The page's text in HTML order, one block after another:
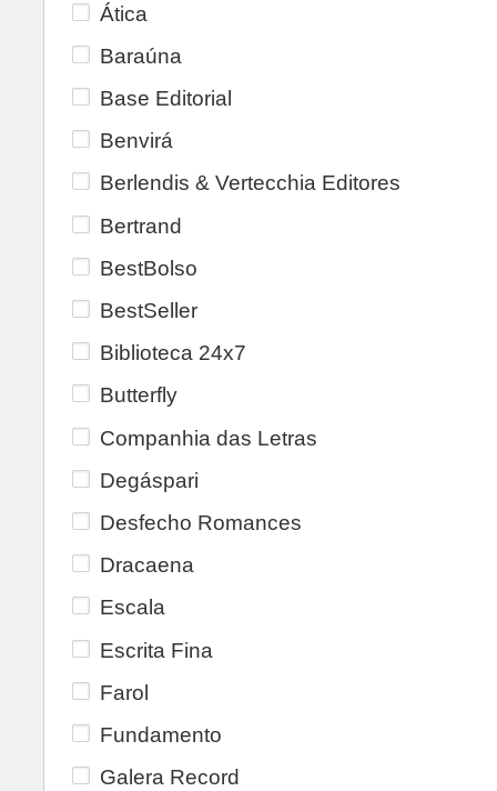
Ática
Baraúna
Base Editorial
Benvirá
Berlendis & Vertecchia Editores
Bertrand
BestBolso
BestSeller
Biblioteca 24x7
Butterfly
Companhia das Letras
Degáspari
Desfecho Romances
Dracaena
Escala
Escrita Fina
Farol
Fundamento
Galera Record